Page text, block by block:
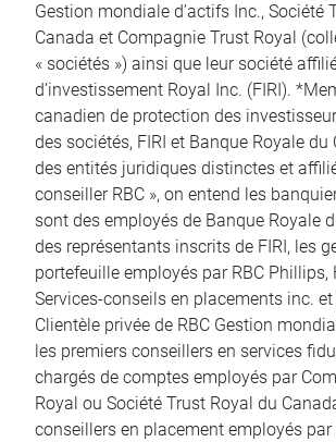
Gestion mondiale d’actifs Inc., Société
Canada et Compagnie Trust Royal
« sociétés ») ainsi que leur société
d’investissement Royal Inc. (FIRI).
canadien de protection des
des sociétés, FIRI et Banque Royale
des entités juridiques distinctes et
conseiller RBC », on entend les
sont des employés de Banque Royale
des représentants inscrits de FIRI, les
portefeuille employés par RBC Phillips,
Services-conseils en placements inc.
Clientèle privée de RBC Gestion
les premiers conseillers en services
chargés de comptes employés par
Royal ou Société Trust Royal du
conseillers en placement employés par